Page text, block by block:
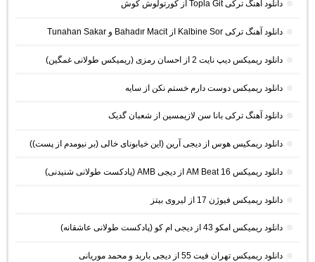
دانلود آهنگ ترکی Topla Git از کورتولوش کوش
دانلود آهنگ ترکی Kalbine Sor از Bahadır Macit و Tunahan Sakar
دانلود ریمیکس دیپ نایت 2 از احسان رمزی (ریمیکس طولانی غمگین)
دانلود ریمیکس دوست دارم خستم نکن از سایه
دانلود آهنگ ترکی بانا سن لازیمسین از شعبان گدیک
دانلود ریمکیس هوس از دیجی آرین (این خیابونای خالی (بر نیومدم از پست))
دانلود ریمیکس AM Beat 16 از دیجی AMB (پادکست طولانی شنیدنی)
دانلود ریمیکس فیوژن 17 از لیروی بیتز
دانلود ریمیکس امکو 43 از دیجی ام کو (پادکست طولانی عاشقانه)
دانلود ریمیکس تهران فیت 55 از دیجی باربد و محمد موریانی